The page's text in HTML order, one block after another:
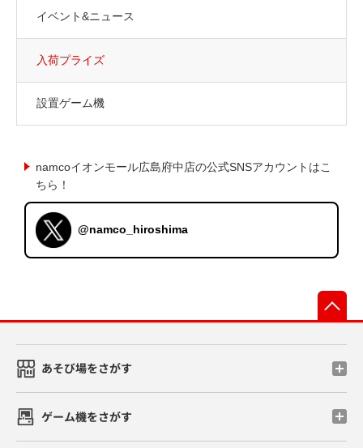
イベント&ニュース
入荷プライズ
設置ゲーム機
namcoイオンモール広島府中店の公式SNSアカウントはこ
ちら！
@namco_hiroshima
あそび場をさがす
ゲーム機をさがす